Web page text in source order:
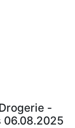
-
06.08.2025